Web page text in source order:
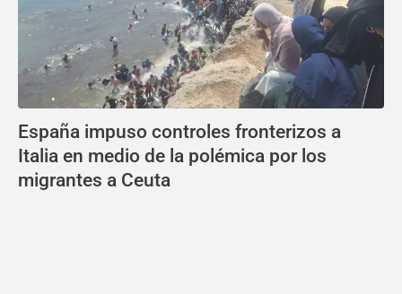
España impuso controles fronterizos a
Italia en medio de la polémica por los
migrantes a Ceuta